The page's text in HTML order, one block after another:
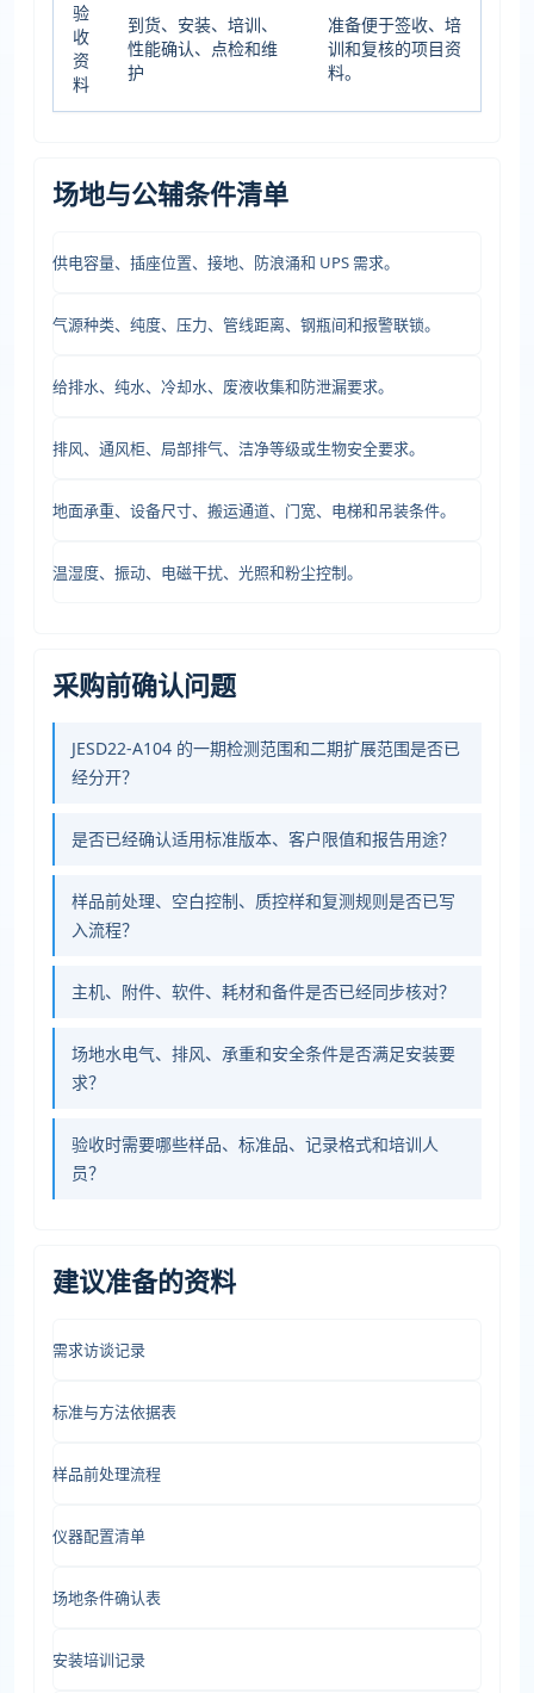
验
收
资
料
到货、安装、培训、
性能确认、点检和维
护
准备便于签收、培
训和复核的项目资
料。
场地与公辅条件清单
供电容量、插座位置、接地、防浪涌和 UPS 需求。
气源种类、纯度、压力、管线距离、钢瓶间和报警联锁。
给排水、纯水、冷却水、废液收集和防泄漏要求。
排风、通风柜、局部排气、洁净等级或生物安全要求。
地面承重、设备尺寸、搬运通道、门宽、电梯和吊装条件。
温湿度、振动、电磁干扰、光照和粉尘控制。
采购前确认问题
JESD22-A104 的一期检测范围和二期扩展范围是否已
经分开？
是否已经确认适用标准版本、客户限值和报告用途？
样品前处理、空白控制、质控样和复测规则是否已写
入流程？
主机、附件、软件、耗材和备件是否已经同步核对？
场地水电气、排风、承重和安全条件是否满足安装要
求？
验收时需要哪些样品、标准品、记录格式和培训人
员？
建议准备的资料
需求访谈记录
标准与方法依据表
样品前处理流程
仪器配置清单
场地条件确认表
安装培训记录